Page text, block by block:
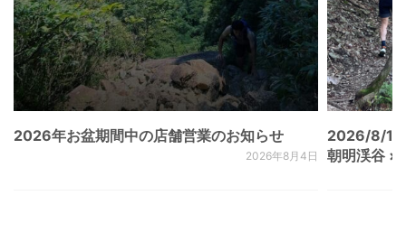
2026年お盆期間中の店舗営業のお知らせ
2026年8月4日
2026/8/
朝明渓谷 ×